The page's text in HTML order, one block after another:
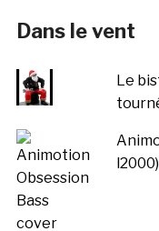
Dans le vent
Le
l2000)